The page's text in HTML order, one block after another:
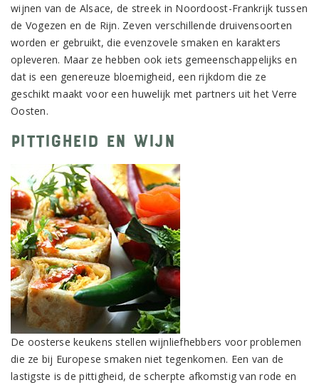
wijnen van de Alsace, de streek in Noordoost-Frankrijk tussen
de Vogezen en de Rijn. Zeven verschillende druivensoorten
worden er gebruikt, die evenzovele smaken en karakters
opleveren. Maar ze hebben ook iets gemeenschappelijks en
dat is een genereuze bloemigheid, een rijkdom die ze
geschikt maakt voor een huwelijk met partners uit het Verre
Oosten.
Pittigheid en wijn
De oosterse keukens stellen wijnliefhebbers voor problemen
die ze bij Europese smaken niet tegenkomen. Een van de
lastigste is de pittigheid, de scherpte afkomstig van rode en